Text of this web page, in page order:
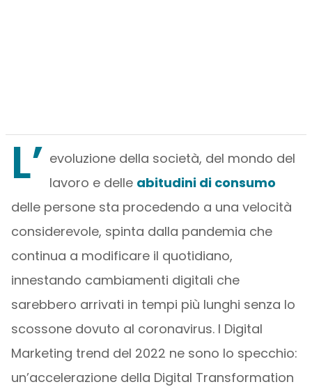
L’ evoluzione della società, del mondo del
lavoro e delle abitudini di consumo
delle persone sta procedendo a una velocità
considerevole, spinta dalla pandemia che
continua a modificare il quotidiano,
innestando cambiamenti digitali che
sarebbero arrivati in tempi più lunghi senza lo
scossone dovuto al coronavirus. I Digital
Marketing trend del 2022 ne sono lo specchio:
un’accelerazione della Digital Transformation